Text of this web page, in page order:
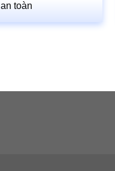
an toàn